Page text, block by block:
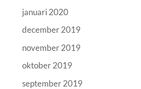
januari 2020
december 2019
november 2019
oktober 2019
september 2019